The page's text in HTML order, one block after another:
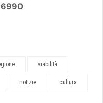
viabilità
notizie cultura